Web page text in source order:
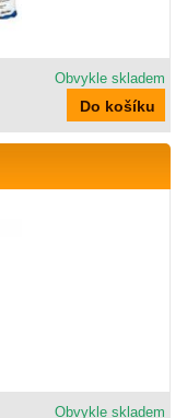
Obvykle skladem
Obvykle skladem